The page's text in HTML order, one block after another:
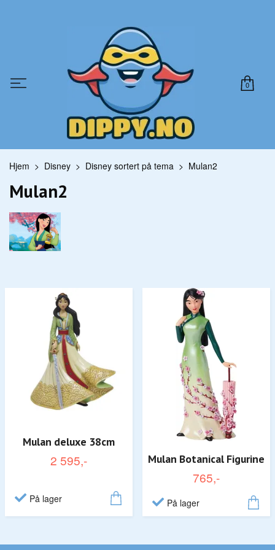
0
Hjem Disney Disney sortert på tema Mulan2
Mulan2
Mulan deluxe 38cm
2 595,-
På lager
Mulan Botanical Figurine
765,-
På lager